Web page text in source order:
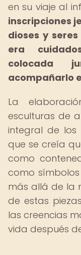
en su viaje al
inscripciones
dioses y
era
colocada
acompañarlo
La
esculturas de
integral de los
que se creía
como
como
más allá de la
de estas
las creencias
vida después